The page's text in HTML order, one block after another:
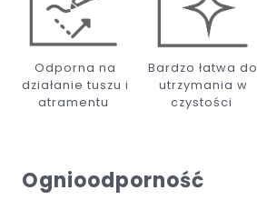
Odporna na
działanie tuszu i
atramentu
Bardzo łatwa do
utrzymania w
czystości
Ognioodporność